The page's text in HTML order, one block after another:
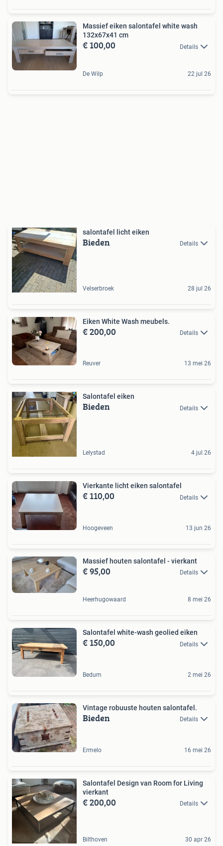
Massief eiken salontafel white wash
132x67x41 cm
€ 100,00 Details
De Wilp 22 jul 26
salontafel licht eiken
Bieden Details
Velserbroek 28 jul 26
Eiken White Wash meubels.
€ 200,00 Details
Reuver 13 mei 26
Salontafel eiken
Bieden Details
Lelystad 4 jul 26
Vierkante licht eiken salontafel
€ 110,00 Details
Hoogeveen 13 jun 26
Massief houten salontafel - vierkant
€ 95,00 Details
Heerhugowaard 8 mei 26
Salontafel white-wash geolied eiken
€ 150,00 Details
Bedum 2 mei 26
Vintage robuuste houten salontafel.
Bieden Details
Ermelo 16 mei 26
Salontafel Design van Room for Living
vierkant
€ 200,00 Details
Bilthoven 30 apr 26